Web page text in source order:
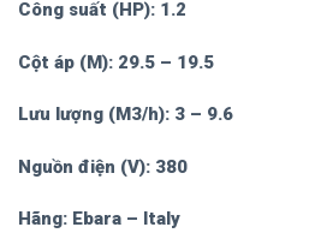
Công suất (HP): 1.2
Cột áp (M): 29.5 – 19.5
Lưu lượng (M3/h): 3 – 9.6
Nguồn điện (V): 380
Hãng: Ebara – Italy